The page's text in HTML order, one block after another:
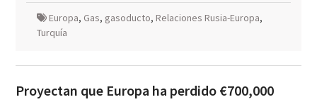
Europa, Gas, gasoducto, Relaciones Rusia-Europa,
Turquía
Proyectan que Europa ha perdido €700,000